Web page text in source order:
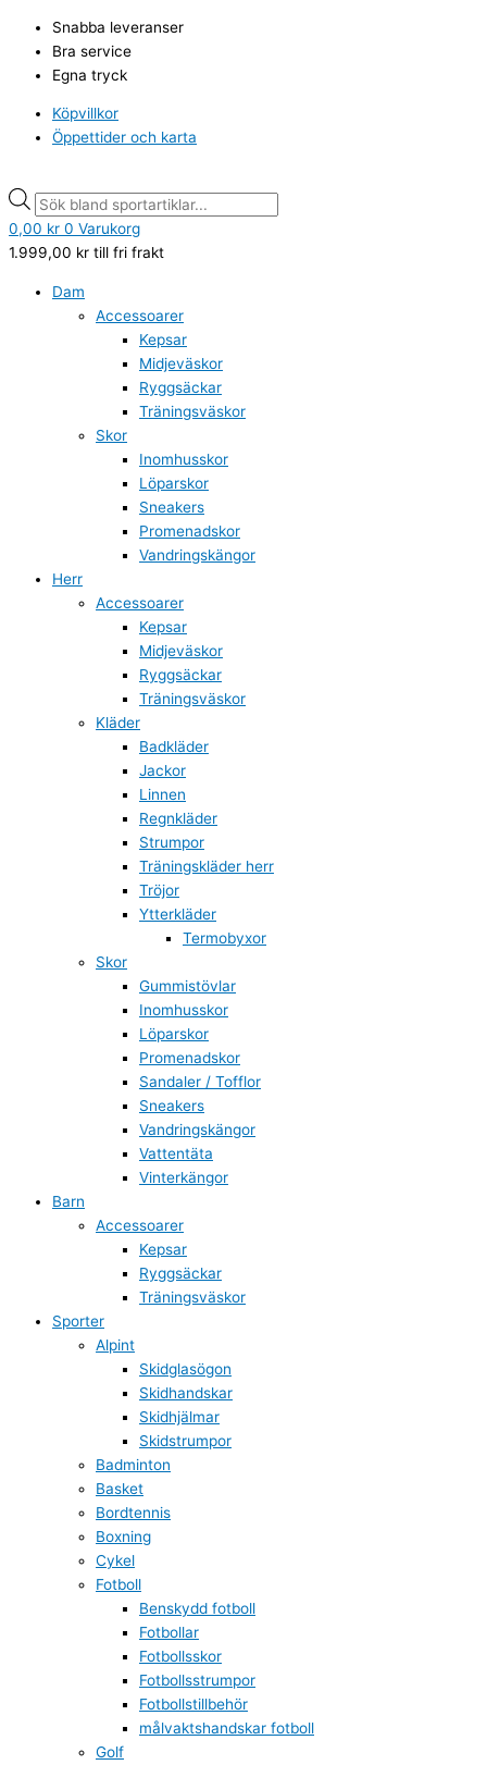
innehåll
Snabba leveranser
Bra service
Egna tryck
Köpvillkor
Öppettider och karta
search
0,00 kr 0 Varukorg
1.999,00 kr till fri frakt
Dam
Accessoarer
Kepsar
Midjeväskor
Ryggsäckar
Träningsväskor
Skor
Inomhusskor
Löparskor
Sneakers
Promenadskor
Vandringskängor
Herr
Accessoarer
Kepsar
Midjeväskor
Ryggsäckar
Träningsväskor
Kläder
Badkläder
Jackor
Linnen
Regnkläder
Strumpor
Träningskläder herr
Tröjor
Ytterkläder
Termobyxor
Skor
Gummistövlar
Inomhusskor
Löparskor
Promenadskor
Sandaler / Tofflor
Sneakers
Vandringskängor
Vattentäta
Vinterkängor
Barn
Accessoarer
Kepsar
Ryggsäckar
Träningsväskor
Sporter
Alpint
Skidglasögon
Skidhandskar
Skidhjälmar
Skidstrumpor
Badminton
Basket
Bordtennis
Boxning
Cykel
Fotboll
Benskydd fotboll
Fotbollar
Fotbollsskor
Fotbollsstrumpor
Fotbollstillbehör
målvaktshandskar fotboll
Golf
search
Balaclava
Merino
svart
mängd